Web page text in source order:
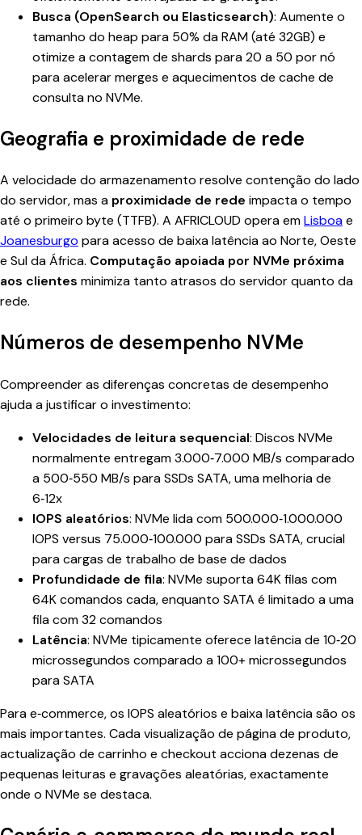
Busca (OpenSearch ou Elasticsearch): Aumente o
tamanho do heap para 50% da RAM (até 32GB) e
otimize a contagem de shards para 20 a 50 por nó
para acelerar merges e aquecimentos de cache de
consulta no NVMe.
Geografia e proximidade de rede
A velocidade do armazenamento resolve contenção do lado
do servidor, mas a proximidade de rede impacta o tempo
até o primeiro byte (TTFB). A AFRICLOUD opera emLisboae
Joanesburgo para acesso de baixa latência ao Norte, Oeste
e Sul da África. Computação apoiada por NVMe próxima
aos clientes minimiza tanto atrasos do servidor quanto da
rede.
Números de desempenho NVMe
Compreender as diferenças concretas de desempenho
ajuda a justificar o investimento:
Velocidades de leitura sequencial: Discos NVMe
normalmente entregam 3.000‑7.000 MB/s comparado
a 500‑550 MB/s para SSDs SATA, uma melhoria de
6‑12x
IOPS aleatórios: NVMe lida com 500.000‑1.000.000
IOPS versus 75.000‑100.000 para SSDs SATA, crucial
para cargas de trabalho de base de dados
Profundidade de fila: NVMe suporta 64K filas com
64K comandos cada, enquanto SATA é limitado a uma
fila com 32 comandos
Latência: NVMe tipicamente oferece latência de 10‑20
microssegundos comparado a 100+ microssegundos
para SATA
Para e‑commerce, os IOPS aleatórios e baixa latência são os
mais importantes. Cada visualização de página de produto,
actualização de carrinho e checkout acciona dezenas de
pequenas leituras e gravações aleatórias, exactamente
onde o NVMe se destaca.